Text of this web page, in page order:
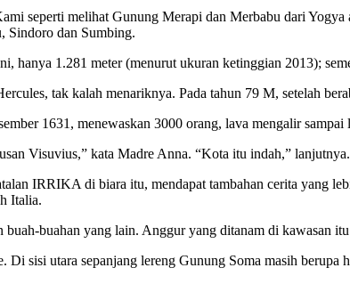
seperti melihat Gunung Merapi dan Merbabu dari
Sindoro dan Sumbing.
hanya 1.281 meter (menurut ukuran ketinggian 2013);
tak kalah menariknya. Pada tahun 79 M, setelah
1631, menewaskan 3000 orang, lava mengalir
Visuvius,” kata Madre Anna. “Kota itu indah,” lanjutnya.
IRRIKA di biara itu, mendapat tambahan cerita
Italia.
buahan yang lain. Anggur yang ditanam di kawasan
sisi utara sepanjang lereng Gunung Soma masih berupa